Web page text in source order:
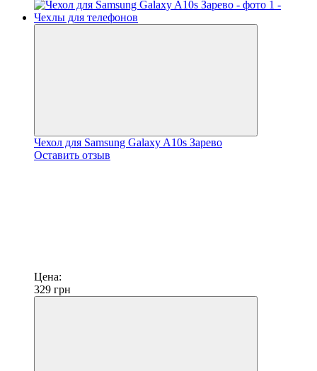
Чехол для Samsung Galaxy A10s Зарево
Оставить отзыв
Цена:
329 грн